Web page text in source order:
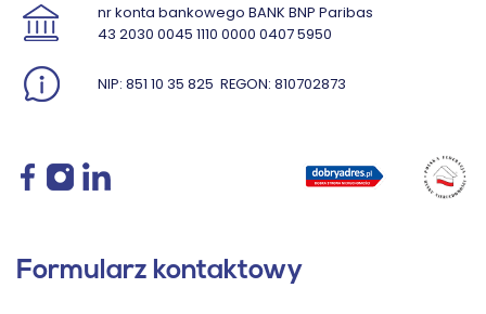
nr konta bankowego BANK BNP Paribas
43 2030 0045 1110 0000 0407 5950
NIP: 851 10 35 825 REGON: 810702873
Formularz kontaktowy